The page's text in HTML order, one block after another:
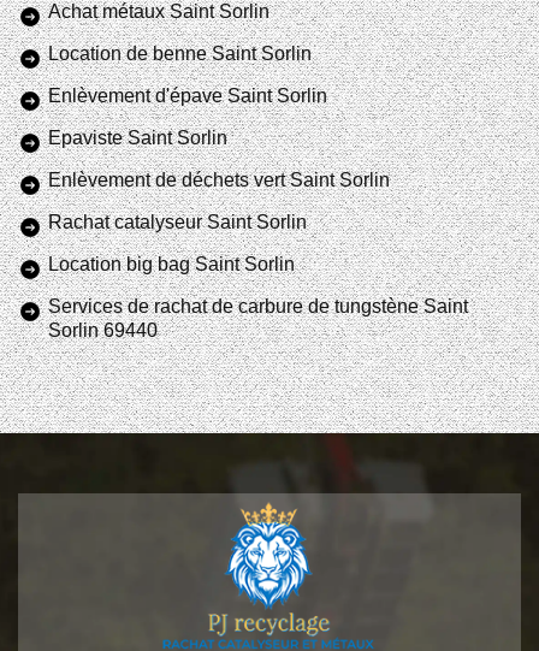
Achat métaux Saint Sorlin
Location de benne Saint Sorlin
Enlèvement d'épave Saint Sorlin
Epaviste Saint Sorlin
Enlèvement de déchets vert Saint Sorlin
Rachat catalyseur Saint Sorlin
Location big bag Saint Sorlin
Services de rachat de carbure de tungstène Saint
Sorlin 69440